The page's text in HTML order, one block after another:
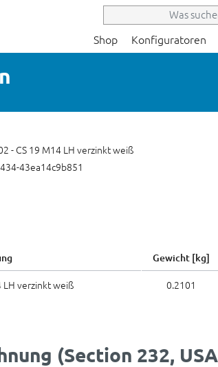
Shop Konfiguratoren
- CS 19 M14 LH verzinkt weiß
43ea14c9b851
Gewicht [kg]
LH verzinkt weiß 0.2101
(Section 232,